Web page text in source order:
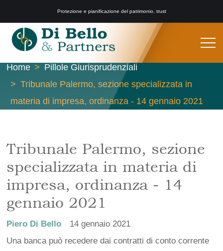
Protezione e pianificazione del patrimonio, trust
Home
Pillole Giurisprudenziali
Tribunale Palermo, sezione specializzata in
materia di impresa, ordinanza - 14 gennaio 2021
Tribunale Palermo, sezione
specializzata in materia di
impresa, ordinanza - 14
gennaio 2021
Piero Di Bello
14 gennaio 2021
Una banca può recedere dai contratti di conto corrente